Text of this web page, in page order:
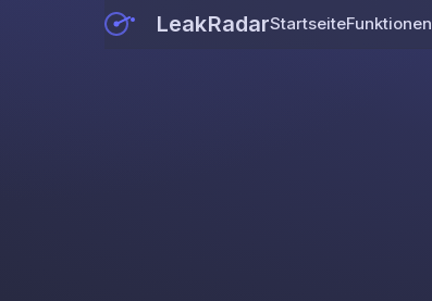
LeakRadarStartseiteFunktionen